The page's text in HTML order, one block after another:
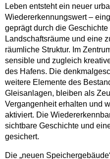
Leben entsteht ein neuer
Wiedererkennungswert –
geprägt durch die
Landschaftsräume und eine
räumliche Struktur. Im
sensible und zugleich
des Hafens. Die
weitere Elemente des
Gleisanlagen, bleiben als
Vergangenheit erhalten und
aktiviert. Die
sichtbare Geschichte und
gesichert.
Die „neuen